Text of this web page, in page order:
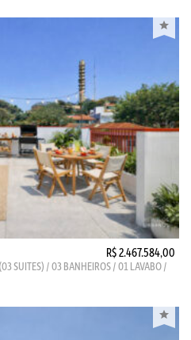
R$ 2.467.584,00
SUITES) / 03 BANHEIROS / 01 LAVABO /